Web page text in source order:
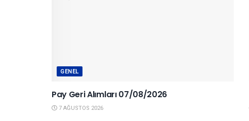
GENEL
Pay Geri Alımları 07/08/2026
7 AĞUSTOS 2026